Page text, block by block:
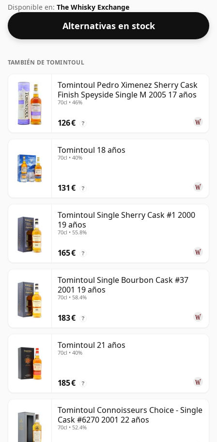
boquiabierto en términos de potencia, pero sin duda
será un licor que se puede beber.
Disponible en: The Whisky Exchange
Alternativas en stock
TAMBIÉN DE TOMINTOUL
Tomintoul Pedro Ximenez Sherry Cask
Finish Speyside Single M 2005 17 años
70cl • 46%
126 € ?
Tomintoul 18 años
70cl • 40%
131 € ?
Tomintoul Single Sherry Cask #1 2000
19 años
70cl • 55.8%
165 € ?
Tomintoul Single Bourbon Cask #37
2001 19 años
70cl • 58.4%
183 € ?
Tomintoul 21 años
70cl • 40%
185 € ?
Tomintoul Connoisseurs Choice - Single
Cask #6270 2001 22 años
70cl • 52.4%